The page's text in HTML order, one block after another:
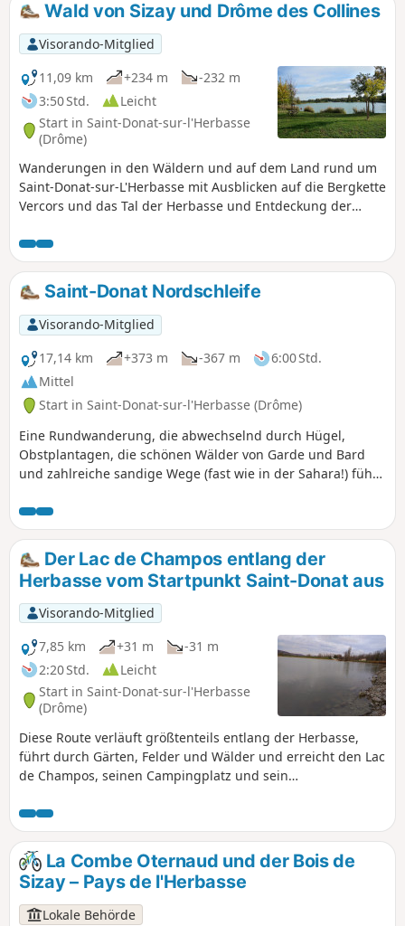
Wald von Sizay und Drôme des Collines
Visorando-Mitglied
11,09 km
+234 m
-232 m
3:50 Std.
Leicht
Start in Saint-Donat-sur-l'Herbasse
(Drôme)
Wanderungen in den Wäldern und auf dem Land rund um
Saint-Donat-sur-L'Herbasse mit Ausblicken auf die Bergkette
Vercors und das Tal der Herbasse und Entdeckung der
Saint-Donat Nordschleife
Visorando-Mitglied
17,14 km
+373 m -367 m
6:00 Std.
Mittel
Start in Saint-Donat-sur-l'Herbasse (Drôme)
Eine Rundwanderung, die abwechselnd durch Hügel,
Obstplantagen, die schönen Wälder von Garde und Bard
und zahlreiche sandige Wege (fast wie in der Sahara!) führt
Vercors und des Pilat.
Der Lac de Champos entlang der
Herbasse vom Startpunkt Saint-Donat aus
Visorando-Mitglied
7,85 km
+31 m
-31 m
2:20 Std.
Leicht
Start in Saint-Donat-sur-l'Herbasse
(Drôme)
Diese Route verläuft größtenteils entlang der Herbasse,
führt durch Gärten, Felder und Wälder und erreicht den Lac
de Champos, seinen Campingplatz und sein
möglich vermieden werden. Sie endet im charmanten
kleinen Parc Georges Bert.
La Combe Oternaud und der Bois de
Sizay – Pays de l'Herbasse
Lokale Behörde